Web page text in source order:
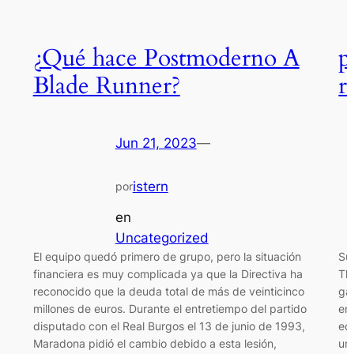
¿Qué hace Postmoderno A
Blade Runner?
Jun 21, 2023—
poristern
en
Uncategorized
El equipo quedó primero de grupo, pero la situación
financiera es muy complicada ya que la Directiva ha
reconocido que la deuda total de más de veinticinco
millones de euros. Durante el entretiempo del partido
disputado con el Real Burgos el 13 de junio de 1993,
Maradona pidió el cambio debido a esta lesión,